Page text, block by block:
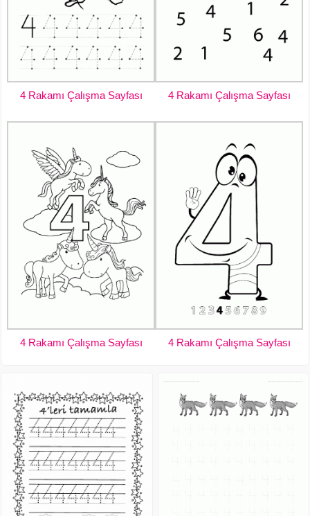
4 Rakamı Çalışma Sayfası 4 Rakamı Çalışma Sayfası
4 Rakamı Çalışma Sayfası 4 Rakamı Çalışma Sayfası